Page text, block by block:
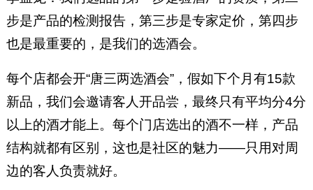
步是产品的检测报告，第三步是专家定价，第四步
也是最重要的，是我们的选酒会。
每个店都会开“唐三两选酒会”，假如下个月有15款
新品，我们会邀请客人开品尝，最终只有平均分4分
以上的酒才能上。每个门店选出的酒不一样，产品
结构就都有区别，这也是社区的魅力——只用对周
边的客人负责就好。